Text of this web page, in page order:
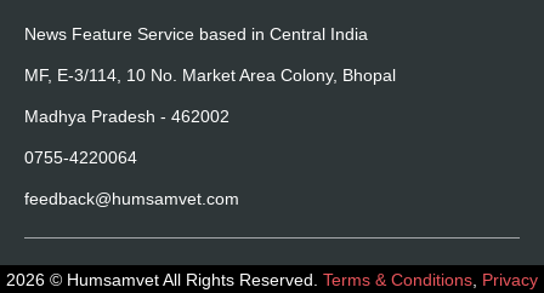
News Feature Service based in Central India
MF, E-3/114, 10 No. Market Area Colony, Bhopal
Madhya Pradesh - 462002
0755-4220064
feedback@humsamvet.com
2026 © Humsamvet All Rights Reserved. Terms & Conditions Privacy